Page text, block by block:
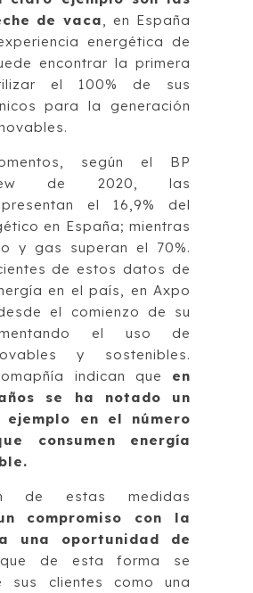
de vaca
, en España
energética de
encontrar la primera
el 100% de sus
para la generación
según el BP
de 2020, las
el 16,9% del
en España; mientras
y gas superan el 70%.
de estos datos de
en el país, en Axpo
el comienzo de su
el uso de
y sostenibles.
indican que en
se ha notado un
ejemplo en el número
consumen energía
de estas medidas
compromiso con la
una oportunidad de
de esta forma se
sus clientes como una